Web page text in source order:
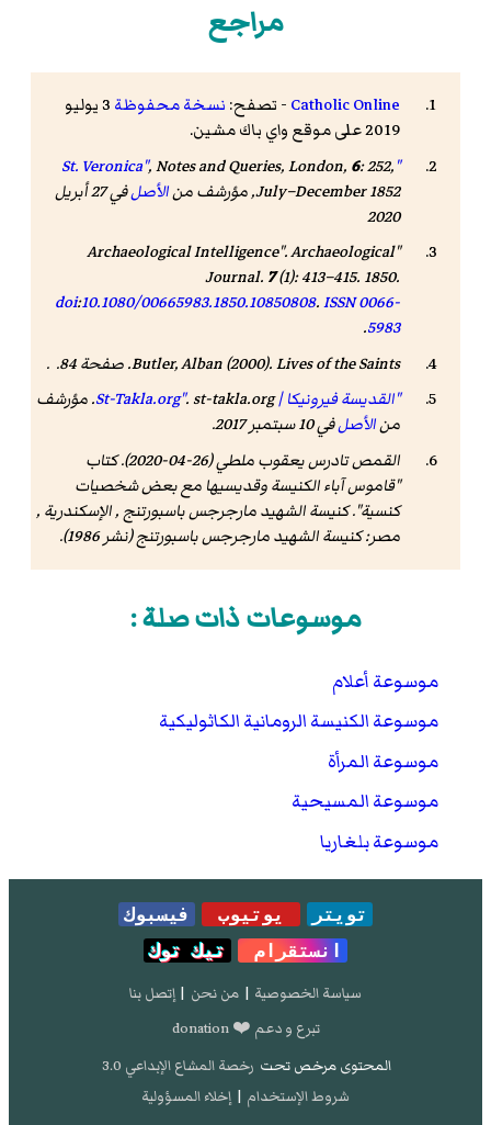
مراجع
Catholic Online - تصفح: نسخة محفوظة
3 يوليو
2019 على موقع واي باك مشين.
"St. Veronica"
,Notes and Queries, London, 6: 252,
July–December 1852, مؤرشف من
الأصل
في 27 أبريل
2020
"Archaeological Intelligence".
Archaeological
Journal. 7(1): 413–415. 1850.
doi:10.1080/00665983.1850.10850808.ISSN0066-
5983
.
Butler, Alban (2000).Lives of the Saints
. صفحة 84. .
"القديسة فيرونيكا | St-Takla.org"
.st-takla.org
. مؤرشف
منالأصلفي 10 سبتمبر 2017
.
القمص تادرس يعقوب ملطي (26-04-2020).
كتاب
"قاموس آباء الكنيسة وقديسيها مع بعض شخصيات
كنسية". كنيسة الشهيد مارجرجس باسبورتنج , الإسكندرية ,
مصر: كنيسة الشهيد مارجرجس باسبورتنج (نشر 1986).
موسوعات ذات صلة :
موسوعة أعلام
موسوعة الكنيسة الرومانية الكاثوليكية
موسوعة المرأة
موسوعة المسيحية
موسوعة بلغاريا
تويتر يوتيوب
فيسبوك
انستقرام
تيك توك
سياسة الخصوصية | من نحن | إتصل بنا
تبرع و دعم ❤️ donation
المحتوى مرخص تحت رخصة المشاع الإبداعي 3.0
شروط الإستخدام | إخلاء المسؤولية